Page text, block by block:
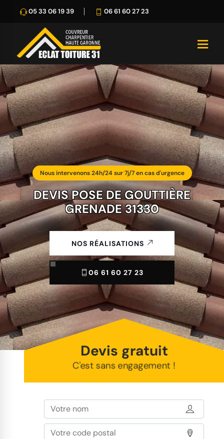
05 33 06 19 39 06 61 60 27 23
Nous intervenons 24h/24 sur 7j/7 en cas d'urgence
DEVIS POSE DE GOUTTIÈRE
GRENADE 31330
NOS RÉALISATIONS
06 61 60 27 23
Devis gratuit
C'est sans engagement !